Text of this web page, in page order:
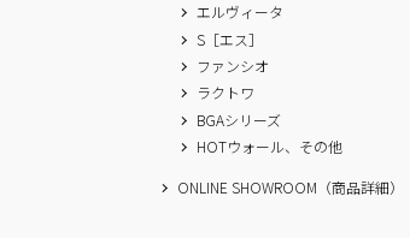
エルヴィータ
S［エス］
ファンシオ
ラクトワ
BGAシリーズ
HOTウォール、その他
ONLINE SHOWROOM（商品詳細）